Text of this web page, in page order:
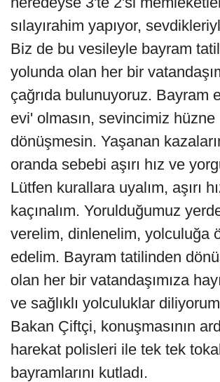
sılayırahim yapıyor,
Biz de bu vesileyle bayram
yolunda olan her bir
çağrıda bulunuyoruz. Bayram
evi' olmasın, sevincimiz hüzne
dönüşmesin. Yaşanan
oranda sebebi aşırı hız ve
Lütfen kurallara uyalım, aşırı
kaçınalım. Yorulduğumuz
verelim, dinlenelim, yolculuğa
edelim. Bayram tatilinden
olan her bir vatandaşımıza
ve sağlıklı yolculuklar
Bakan Çiftçi, konuşmasının
harekat polisleri ile tek tek
bayramlarını kutladı.